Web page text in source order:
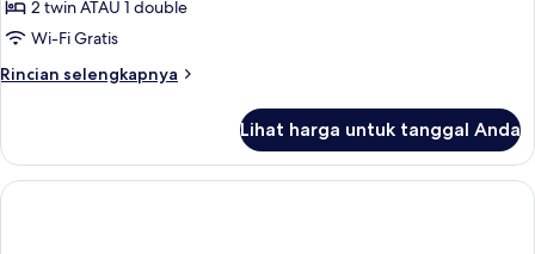
pemandangan
2 twin ATAU 1 double
Wi-Fi Gratis
Rincian selengkapnya
Rincian
Kamar
Double,
pemandangan
Lihat harga untuk tanggal Anda